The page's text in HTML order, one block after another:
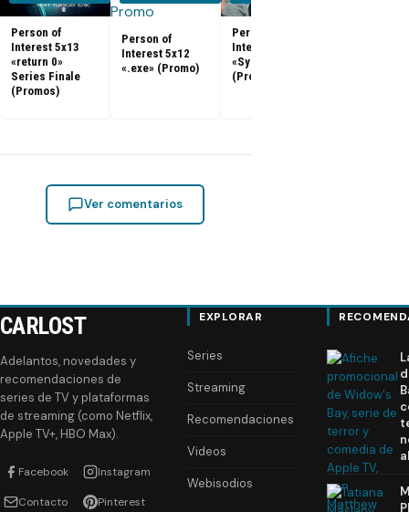
Person of
Interest 5x13
«return 0»
Series Finale
(Promos)
Person of
Interest 5x12
«.exe» (Promo)
Person of
Interest 5x11
«Synecdoche»
(Promo)
Ver comentarios
CARLOST
Adelantos, novedades y
recomendaciones de
series de TV y plataformas
de streaming (como Netflix,
Apple TV+, HBO Max).
Facebook Instagram
Contacto Pinterest
EXPLORAR
Series
Streaming
Recomendaciones
Videos
Webisodios